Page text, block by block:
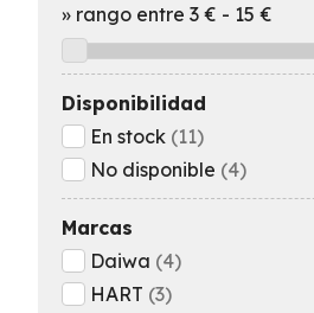
» rango entre 3 € - 15 €
Disponibilidad
En stock (11)
No disponible (4)
Marcas
Daiwa (4)
HART (3)